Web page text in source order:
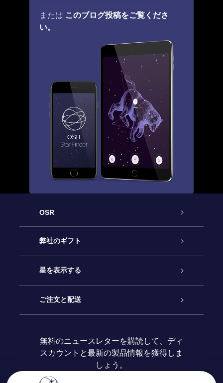
または このブログ投稿をご覧くださ
い。
OSR
カスタマーサービス
お問い合わせ
ブログ
レビュー
弊社のギフト
Online Starギフト
OSRギフトパック
OSR ギフトカード
星を表示する
星の登録
カスタマイズされたStar Page
ご注文と配送
お支払いに関する情報
無料のニュースレターを購読して、ディ
スカウントと最新の製品情報を獲得しま
しょう。